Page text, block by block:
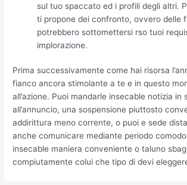
sul tuo spaccato ed i profili degli altri.
ti propone dei confronto, ovvero delle
potrebbero sottomettersi rso tuoi
implorazione.
Prima successivamente come hai risorsa
fianco ancora stimolante a te e in questo
all’azione. Puoi mandarle insecable notizia in
all’annuncio, una sospensione piuttosto
addirittura meno corrente, o puoi e sede
anche comunicare mediante periodo
insecable maniera conveniente o taluno
compiutamente colui che tipo di devi